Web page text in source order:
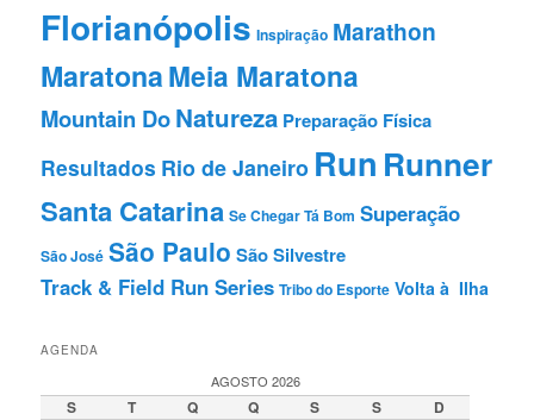
Florianópolis Inspiração Marathon
MaratonaMeia Maratona
Mountain DoNatureza Preparação Fí­sica
Resultados Rio de Janeiro Run Runner
Santa Catarina Se Chegar Tá Bom Superação
São José São Paulo São Silvestre
Track & Field Run Series Tribo do Esporte Volta à Ilha
AGENDA
AGOSTO 2026
S T Q Q S S D